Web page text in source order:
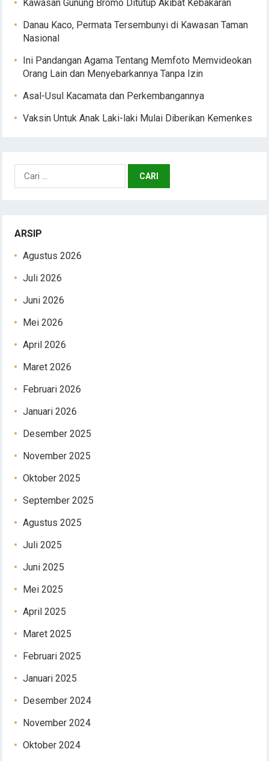
Kawasan Gunung Bromo Ditutup Akibat Kebakaran
Danau Kaco, Permata Tersembunyi di Kawasan Taman
Nasional
Ini Pandangan Agama Tentang Memfoto Memvideokan
Orang Lain dan Menyebarkannya Tanpa Izin
Asal-Usul Kacamata dan Perkembangannya
Vaksin Untuk Anak Laki-laki Mulai Diberikan Kemenkes
Cari
untuk:
ARSIP
Agustus 2026
Juli 2026
Juni 2026
Mei 2026
April 2026
Maret 2026
Februari 2026
Januari 2026
Desember 2025
November 2025
Oktober 2025
September 2025
Agustus 2025
Juli 2025
Juni 2025
Mei 2025
April 2025
Maret 2025
Februari 2025
Januari 2025
Desember 2024
November 2024
Oktober 2024